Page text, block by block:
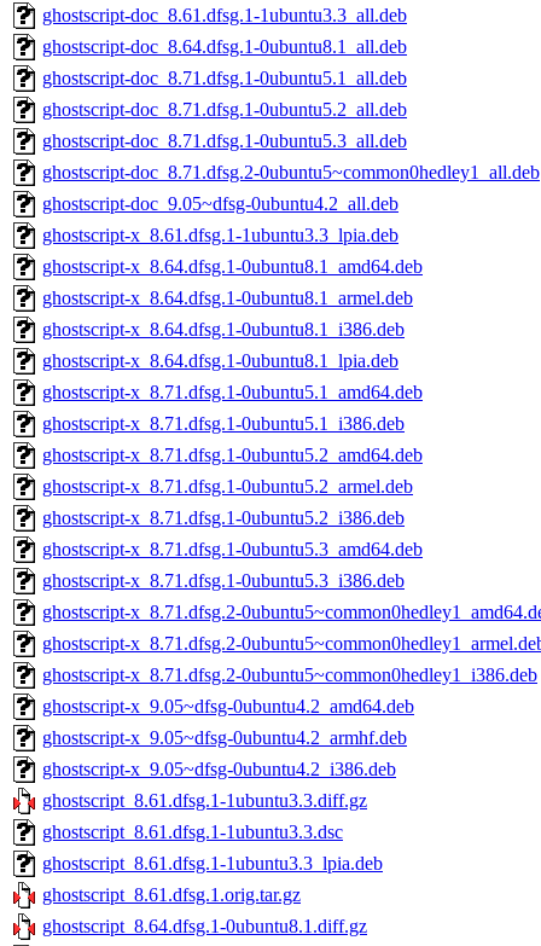
ghostscript-doc_8.61.dfsg.1-1ubuntu3.3_all.deb
ghostscript-doc_8.64.dfsg.1-0ubuntu8.1_all.deb
ghostscript-doc_8.71.dfsg.1-0ubuntu5.1_all.deb
ghostscript-doc_8.71.dfsg.1-0ubuntu5.2_all.deb
ghostscript-doc_8.71.dfsg.1-0ubuntu5.3_all.deb
ghostscript-doc_8.71.dfsg.2-0ubuntu5~common0hedley1_all.deb
ghostscript-doc_9.05~dfsg-0ubuntu4.2_all.deb
ghostscript-x_8.61.dfsg.1-1ubuntu3.3_lpia.deb
ghostscript-x_8.64.dfsg.1-0ubuntu8.1_amd64.deb
ghostscript-x_8.64.dfsg.1-0ubuntu8.1_armel.deb
ghostscript-x_8.64.dfsg.1-0ubuntu8.1_i386.deb
ghostscript-x_8.64.dfsg.1-0ubuntu8.1_lpia.deb
ghostscript-x_8.71.dfsg.1-0ubuntu5.1_amd64.deb
ghostscript-x_8.71.dfsg.1-0ubuntu5.1_i386.deb
ghostscript-x_8.71.dfsg.1-0ubuntu5.2_amd64.deb
ghostscript-x_8.71.dfsg.1-0ubuntu5.2_armel.deb
ghostscript-x_8.71.dfsg.1-0ubuntu5.2_i386.deb
ghostscript-x_8.71.dfsg.1-0ubuntu5.3_amd64.deb
ghostscript-x_8.71.dfsg.1-0ubuntu5.3_i386.deb
ghostscript-x_8.71.dfsg.2-
ghostscript-x_8.71.dfsg.2-
ghostscript-x_8.71.dfsg.2-0ubuntu5~common0hedley1_i386.deb
ghostscript-x_9.05~dfsg-0ubuntu4.2_amd64.deb
ghostscript-x_9.05~dfsg-0ubuntu4.2_armhf.deb
ghostscript-x_9.05~dfsg-0ubuntu4.2_i386.deb
ghostscript_8.61.dfsg.1-1ubuntu3.3.diff.gz
ghostscript_8.61.dfsg.1-1ubuntu3.3.dsc
ghostscript_8.61.dfsg.1-1ubuntu3.3_lpia.deb
ghostscript_8.61.dfsg.1.orig.tar.gz
ghostscript_8.64.dfsg.1-0ubuntu8.1.diff.gz